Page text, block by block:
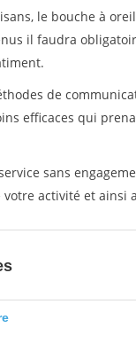
le bouche à
il faudra
de
efficaces qui
sans
activité et ainsi